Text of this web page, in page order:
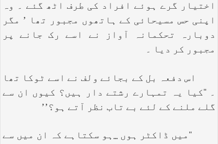
اختیار گرے ہوئے افراد کی طرف اٹھ گئے ۔ وہ
اپنی حس مسیحائی کے ہاتھوں مجبور تھا ’ مگر
دوبارہ تحکمانہ آواز نے اسے رک جانے پر
مجبور کر دیا ۔
اس دفعہ بل کے بجائے ولف نے اسے ٹوکا تھا
۔ ‘‘کیا یہ تمہارے رشتے دار ہیں؟ کیوں ان سے
گلے ملنے کے لئے بے تاب نظر آتے ہو؟’’
‘‘میں ڈاکٹر ہوں ...ہو سکتاہے کہ ان میں سے